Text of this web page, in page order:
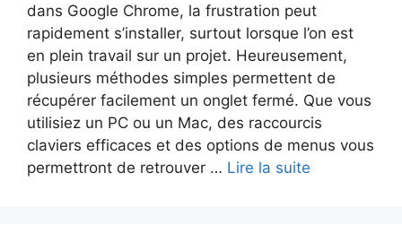
dans Google Chrome, la frustration peut
rapidement s’installer, surtout lorsque l’on est
en plein travail sur un projet. Heureusement,
plusieurs méthodes simples permettent de
récupérer facilement un onglet fermé. Que vous
utilisiez un PC ou un Mac, des raccourcis
claviers efficaces et des options de menus vous
permettront de retrouver … Lire la suite